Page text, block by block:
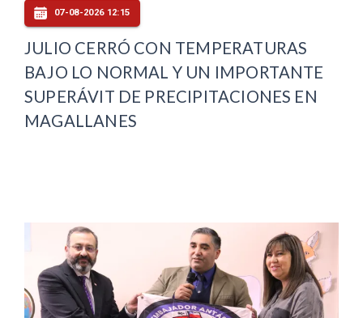
07-08-2026 12:15
JULIO CERRÓ CON TEMPERATURAS
BAJO LO NORMAL Y UN IMPORTANTE
SUPERÁVIT DE PRECIPITACIONES EN
MAGALLANES